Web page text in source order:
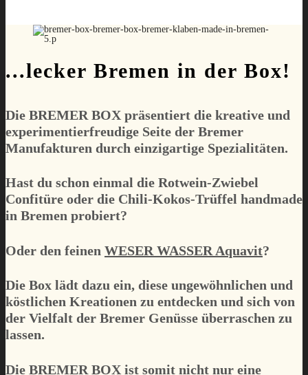
...lecker Bremen in der Box!
Die BREMER BOX präsentiert die kreative und
experimentierfreudige Seite der Bremer
Manufakturen durch einzigartige Spezialitäten.
Hast du schon einmal die Rotwein-Zwiebel
Confitüre oder die Chili-Kokos-Trüffel handmade
in Bremen probiert?
Oder den feinen WESER WASSER Aquavit?
Die Box lädt dazu ein, diese ungewöhnlichen und
köstlichen Kreationen zu entdecken und sich von
der Vielfalt der Bremer Genüsse überraschen zu
lassen.
Die BREMER BOX ist somit nicht nur eine